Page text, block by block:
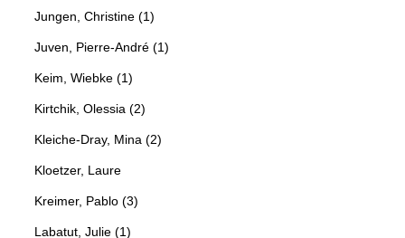
Jungen, Christine (1)
Juven, Pierre-André (1)
Keim, Wiebke (1)
Kirtchik, Olessia (2)
Kleiche-Dray, Mina (2)
Kloetzer, Laure
Kreimer, Pablo (3)
Labatut, Julie (1)